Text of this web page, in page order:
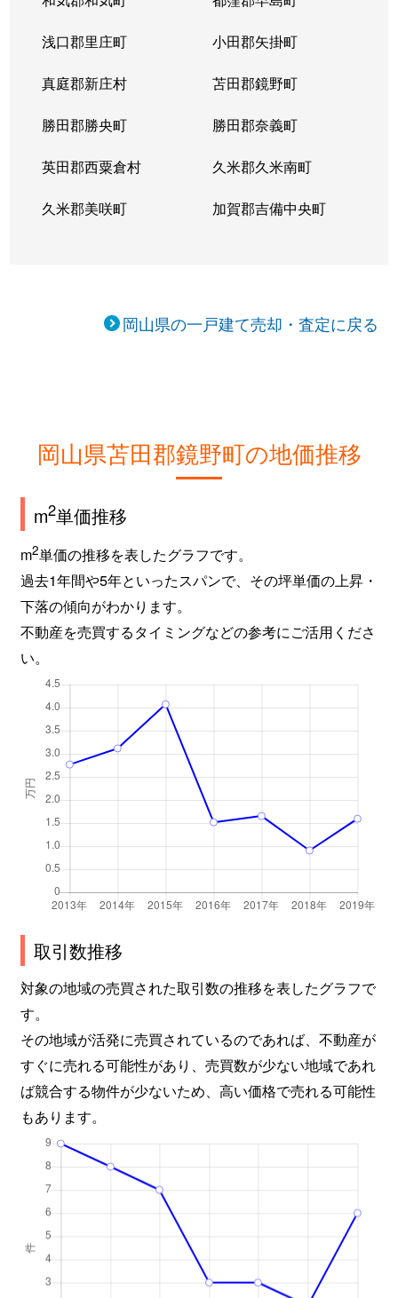
浅口郡里庄町 小田郡矢掛町
真庭郡新庄村 苫田郡鏡野町
勝田郡勝央町 勝田郡奈義町
英田郡西粟倉村 久米郡久米南町
久米郡美咲町 加賀郡吉備中央町
岡山県の一戸建て売却・査定に戻る
岡山県苫田郡鏡野町の地価推移
m2単価推移
m2単価の推移を表したグラフです。
過去1年間や5年といったスパンで、その坪単価の上昇・
下落の傾向がわかります。
不動産を売買するタイミングなどの参考にご活用くださ
い。
取引数推移
対象の地域の売買された取引数の推移を表したグラフで
す。
その地域が活発に売買されているのであれば、不動産が
すぐに売れる可能性があり、売買数が少ない地域であれ
ば競合する物件が少ないため、高い価格で売れる可能性
もあります。